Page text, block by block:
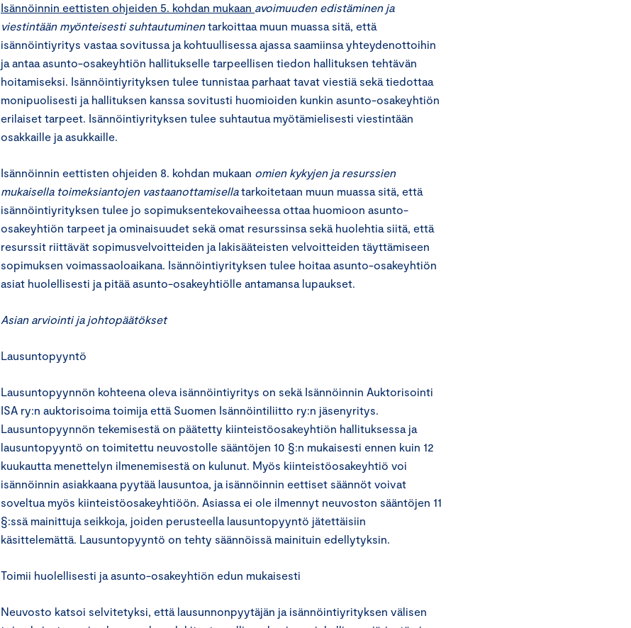
Isännöinnin eettisten ohjeiden 5. kohdan mukaan avoimuuden edistäminen ja
viestintään myönteisesti suhtautuminentarkoittaa muun muassa sitä, että
isännöintiyritys vastaa sovitussa ja kohtuullisessa ajassa saamiinsa yhteydenottoihin
ja antaa asunto-osakeyhtiön hallitukselle tarpeellisen tiedon hallituksen tehtävän
hoitamiseksi. Isännöintiyrityksen tulee tunnistaa parhaat tavat viestiä sekä tiedottaa
monipuolisesti ja hallituksen kanssa sovitusti huomioiden kunkin asunto-osakeyhtiön
erilaiset tarpeet. Isännöintiyrityksen tulee suhtautua myötämielisesti viestintään
osakkaille ja asukkaille.
Isännöinnin eettisten ohjeiden 8. kohdan mukaan omien kykyjen ja resurssien
mukaisella toimeksiantojen vastaanottamisellatarkoitetaan muun muassa sitä, että
isännöintiyrityksen tulee jo sopimuksentekovaiheessa ottaa huomioon asunto-
osakeyhtiön tarpeet ja ominaisuudet sekä omat resurssinsa sekä huolehtia siitä, että
resurssit riittävät sopimusvelvoitteiden ja lakisääteisten velvoitteiden täyttämiseen
sopimuksen voimassaoloaikana. Isännöintiyrityksen tulee hoitaa asunto-osakeyhtiön
asiat huolellisesti ja pitää asunto-osakeyhtiölle antamansa lupaukset.
Asian arviointi ja johtopäätökset
Lausuntopyyntö
Lausuntopyynnön kohteena oleva isännöintiyritys on sekä Isännöinnin Auktorisointi
ISA ry:n auktorisoima toimija että Suomen Isännöintiliitto ry:n jäsenyritys.
Lausuntopyynnön tekemisestä on päätetty kiinteistöosakeyhtiön hallituksessa ja
lausuntopyyntö on toimitettu neuvostolle sääntöjen 10 §:n mukaisesti ennen kuin 12
kuukautta menettelyn ilmenemisestä on kulunut. Myös kiinteistöosakeyhtiö voi
isännöinnin asiakkaana pyytää lausuntoa, ja isännöinnin eettiset säännöt voivat
soveltua myös kiinteistöosakeyhtiöön. Asiassa ei ole ilmennyt neuvoston sääntöjen 11
§:ssä mainittuja seikkoja, joiden perusteella lausuntopyyntö jätettäisiin
käsittelemättä. Lausuntopyyntö on tehty säännöissä mainituin edellytyksin.
Toimii huolellisesti ja asunto-osakeyhtiön edun mukaisesti
Neuvosto katsoi selvitetyksi, että lausunnonpyytäjän ja isännöintiyrityksen välisen